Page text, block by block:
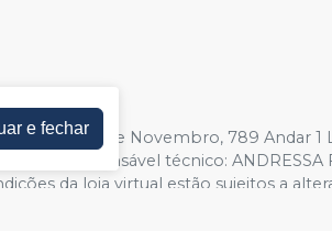
09 | Rua 15 de Novembro, 789 Andar 1
Responsável técnico: ANDRESSA
da loja virtual estão sujeitos a
e fechar